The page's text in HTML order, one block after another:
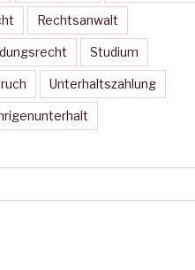
Rechtsanwalt
Studium
Unterhaltszahlung